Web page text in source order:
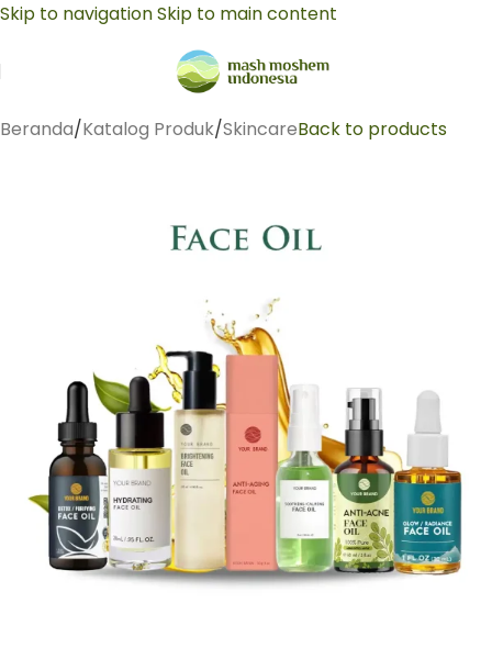
Skip to navigationSkip to main content
Beranda/Katalog Produk/SkincareBack to products